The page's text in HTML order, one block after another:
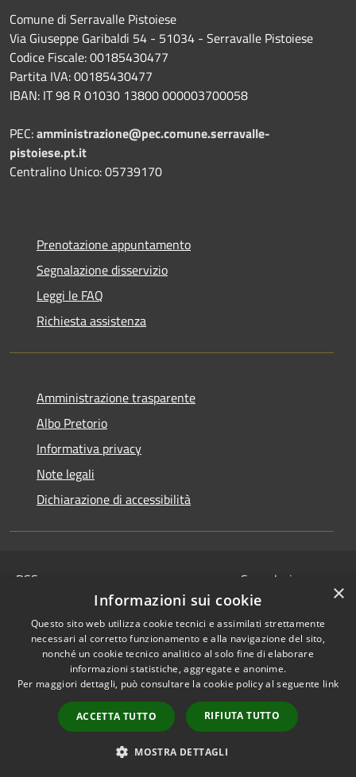
Comune di Serravalle Pistoiese
Via Giuseppe Garibaldi 54 - 51034 - Serravalle Pistoiese
Codice Fiscale: 00185430477
Partita IVA: 00185430477
IBAN: IT 98 R 01030 13800 000003700058
PEC:amministrazione@pec.comune.serravalle-
pistoiese.pt.it
Centralino Unico: 05739170
Prenotazione appuntamento
Segnalazione disservizio
Leggi le FAQ
Richiesta assistenza
Amministrazione trasparente
Albo Pretorio
Informativa privacy
Note legali
Dichiarazione di accessibilità
RSS
Privacy
Cookie
Mappa del sito
Segnalazione
disservizio
Whistleblowing
Dichiarazione di
accessibilità
© 2024 • Comune di
Serravalle Pistoiese •
Powered byMunicipium
•Redazione
×
Informazioni sui cookie
Questo sito web utilizza cookie tecnici e assimilati strettamente
necessari al corretto funzionamento e alla navigazione del sito,
nonché un cookie tecnico analitico al solo fine di elaborare
informazioni statistiche, aggregate e anonime.
Per maggiori dettagli, può consultare la cookie policy al seguente link
ACCETTA TUTTO RIFIUTA TUTTO
MOSTRA DETTAGLI